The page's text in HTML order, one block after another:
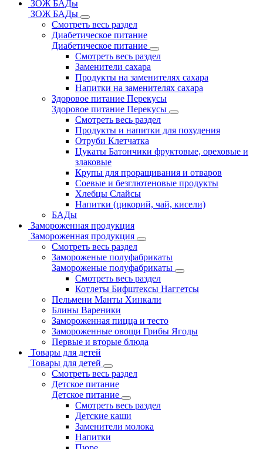
ЗОЖ БАДы
ЗОЖ БАДы
Смотреть весь раздел
Диабетическое питание
Диабетическое питание
Смотреть весь раздел
Заменители сахара
Продукты на заменителях сахара
Напитки на заменителях сахара
Здоровое питание Перекусы
Здоровое питание Перекусы
Смотреть весь раздел
Продукты и напитки для похудения
Отруби Клетчатка
Цукаты Батончики фруктовые, ореховые и
злаковые
Крупы для проращивания и отваров
Соевые и безглютеновые продукты
Хлебцы Слайсы
Напитки (цикорий, чай, кисели)
БАДы
Замороженная продукция
Замороженная продукция
Смотреть весь раздел
Замороженые полуфабрикаты
Замороженые полуфабрикаты
Смотреть весь раздел
Котлеты Бифштексы Наггетсы
Пельмени Манты Хинкали
Блины Вареники
Замороженная пицца и тесто
Замороженные овощи Грибы Ягоды
Первые и вторые блюда
Товары для детей
Товары для детей
Смотреть весь раздел
Детское питание
Детское питание
Смотреть весь раздел
Детские каши
Заменители молока
Напитки